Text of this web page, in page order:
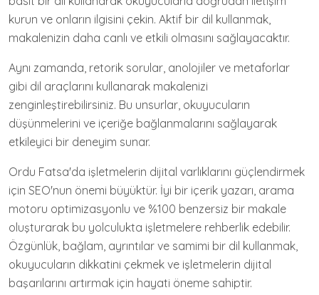
kurun ve onların ilgisini çekin. Aktif bir dil kullanmak,
makalenizin daha canlı ve etkili olmasını sağlayacaktır.
Aynı zamanda, retorik sorular, anolojiler ve metaforlar
gibi dil araçlarını kullanarak makalenizi
zenginleştirebilirsiniz. Bu unsurlar, okuyucuların
düşünmelerini ve içeriğe bağlanmalarını sağlayarak
etkileyici bir deneyim sunar.
Ordu Fatsa'da işletmelerin dijital varlıklarını güçlendirmek
için SEO'nun önemi büyüktür. İyi bir içerik yazarı, arama
motoru optimizasyonlu ve %100 benzersiz bir makale
oluşturarak bu yolculukta işletmelere rehberlik edebilir.
Özgünlük, bağlam, ayrıntılar ve samimi bir dil kullanmak,
okuyucuların dikkatini çekmek ve işletmelerin dijital
başarılarını artırmak için hayati öneme sahiptir.